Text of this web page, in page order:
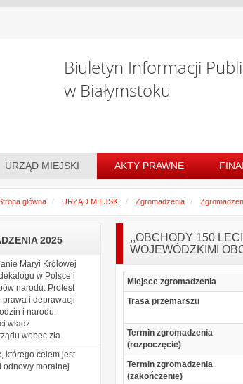
Biuletyn Informacji
w Białymstoku
URZĄD MIEJSKI AKTY PRAWNE
główna URZĄD MIEJSKI Zgromadzenia
2025
Maryi Królowej
w Polsce i
narodu. Protest
prawa i deprawacji
i narodu.
władz
wobec zła
którego celem jest
odnowy moralnej
,,OBCHODY 150
WOJEWÓDZKIMI
Miejsce zgromadzenia
Trasa przemarszu
Termin zgromadzenia
(rozpoczęcie)
Termin zgromadzenia
(zakończenie)